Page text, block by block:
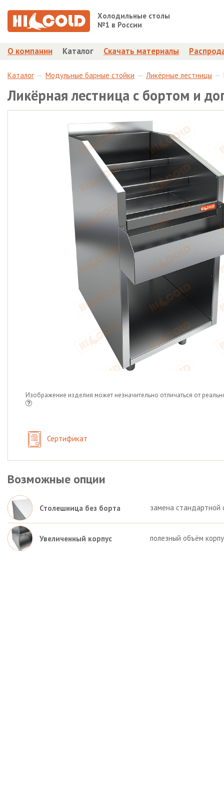
Холодильные столы
№1 в России
О компании Каталог Скачать материалы
Каталог Модульные барные стойки Ликёрные лестницы
Ликёрная лестница с бортом и
Изображение изделия может незначительно отличаться от
Сертификат
Возможные опции
Столешница без борта замена стандартной
Увеличенный корпус полезный объём